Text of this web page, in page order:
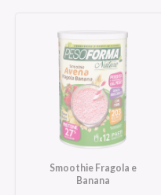
Smoothie Fragola e
Banana